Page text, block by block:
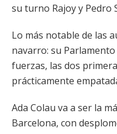
su turno Rajoy y Pedro
Lo más notable de las
navarro: su
fuerzas, las dos
prácticamente
Ada Colau va a ser la
Barcelona, con